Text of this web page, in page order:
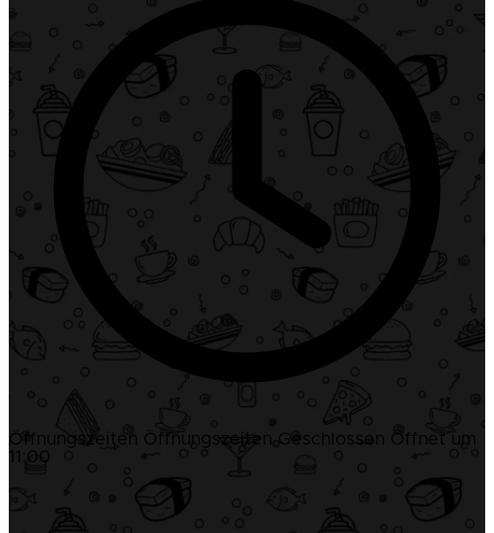
Öffnungszeiten Öffnungszeiten Geschlossen Öffnet um
11:00